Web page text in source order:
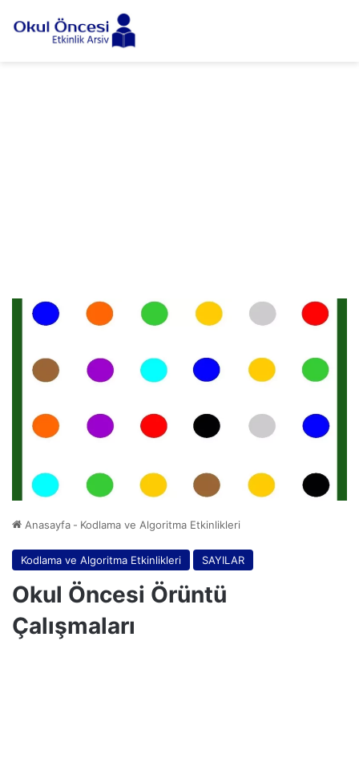
Anasayfa - Kodlama ve Algoritma Etkinlikleri
Kodlama ve Algoritma Etkinlikleri SAYILAR
Okul Öncesi Örüntü
Çalışmaları